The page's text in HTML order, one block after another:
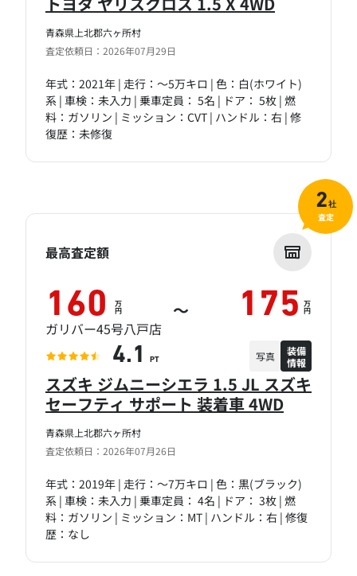
青森県上北郡六ヶ所村
査定依頼日：2026年07月29日
年式：2021年 | 走行：～5万キロ | 色：白(ホワイト)
系 | 車検：未入力 | 乗車定員： 5名 | ドア： 5枚 | 燃
料：ガソリン | ミッション：CVT | ハンドル：右 | 修
復歴：未修復
青森県上北郡六ヶ所村
査定依頼日：2026年07月26日
スズキ ジムニーシエラ 1.5 JL スズキ
セーフティ サポート 装着車 4WD
年式：2019年 | 走行：～7万キロ | 色：黒(ブラック)
系 | 車検：未入力 | 乗車定員： 4名 | ドア： 3枚 | 燃
料：ガソリン | ミッション：MT | ハンドル：右 | 修復
歴：なし
最高査定額
160 万
円 ～ 175 万
円
ガリバー45号八戸店
4.1 PT 写真
装備
情報
2社
査定